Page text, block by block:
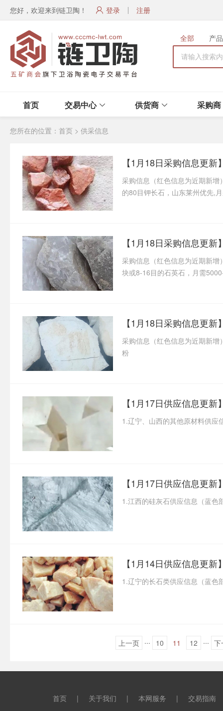
您好，欢迎来到链卫陶！ 登录 注册
全部 产品
首页 交易中心 供货商 采购商
您所在的位置： 首页 > 供采信息
【1月18日采购信息更
采购信息（红色信息为近期新
的80目钾长石，山东莱州优先,
【1月18日采购信息更
采购信息（红色信息为近期新
块或8-16目的石英石，月需
【1月18日采购信息更
采购信息（红色信息为近期新
粉
1.辽宁、山西的其他原材料供应
【1月17日供应信息更
1.江西的硅灰石供应信息（蓝色
【1月14日供应信息更
1.辽宁的长石类供应信息（蓝色
上一页 ... 10 11 12 ... 下
首页 | 关于我们 | 本网服务 |
交易指南